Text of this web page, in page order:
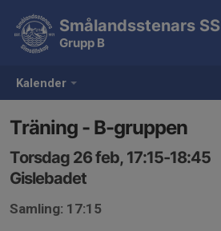
Kalender
Smålandsstenars SS
Grupp B
Träning - B-gruppen
Torsdag 26 feb, 17:15-18:45
Gislebadet
Samling: 17:15